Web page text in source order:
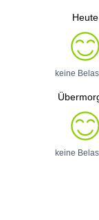
Heute
keine
keine